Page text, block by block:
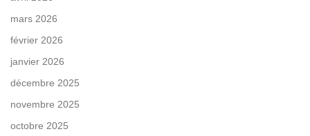
mars 2026
février 2026
janvier 2026
décembre 2025
novembre 2025
octobre 2025